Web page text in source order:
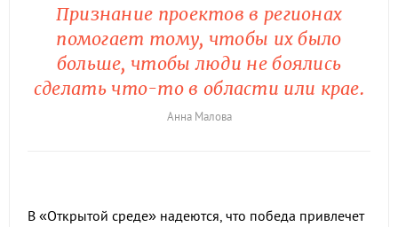
Признание проектов в регионах
помогает тому, чтобы их было
больше, чтобы люди не боялись
сделать что-то в области или крае.
Анна Малова
В «Открытой среде» надеются, что победа привлечет